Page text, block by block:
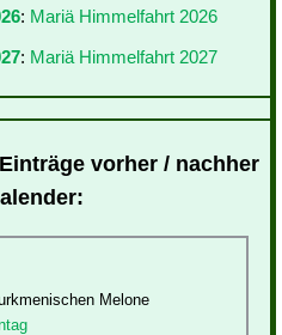
: Mariä Himmelfahrt 2026
: Mariä Himmelfahrt 2027
vorher / nachher
Melone